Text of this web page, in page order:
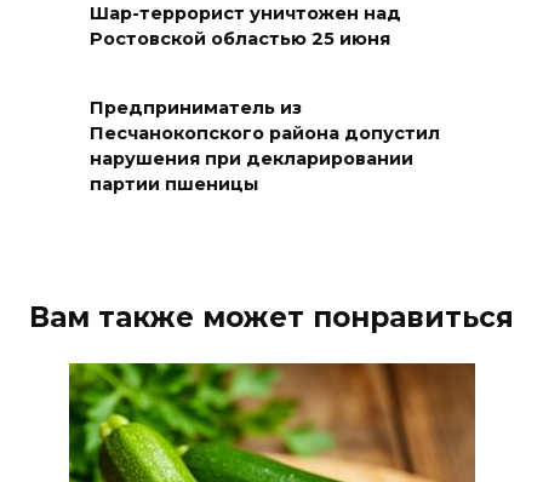
пяти районах Ростовской
07 августа 2026 23:00
Дабы счастье семейное
сберечь – спрячьте первое
В Железнодорожном районе
Ростова-на-Дону на сутки
отключат воду из-за
капремонта сетей
Шар-террорист уничтожен над
Ростовской областью 25 июня
Предприниматель из
Песчанокопского района допустил
нарушения при декларировании
партии пшеницы
Вам также может понравиться